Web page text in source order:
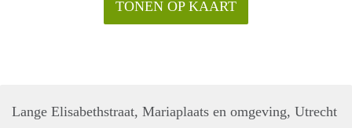
TONEN OP KAART
Lange Elisabethstraat, Mariaplaats en omgeving, Utrecht